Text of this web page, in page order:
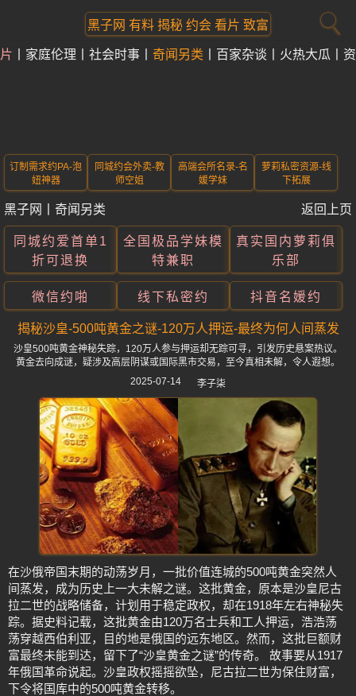
黑子网 有料 揭秘 约会 看片 致富
家庭伦理 社会时事 奇闻另类 百家杂谈 火热大瓜
订制需求约PA-泡
妞神器
同城约会外卖-教
师空姐
高端会所名录-名
媛学妹
萝莉私密资源-线
下拓展
黑子网 奇闻另类 返回上页
同城约爱首单1
折可退换
全国极品学妹模
特兼职
真实国内萝莉俱
乐部
微信约啪 线下私密约 抖音名媛约
揭秘沙皇-500吨黄金之谜-120万人押运-最终为何人间蒸发
沙皇500吨黄金神秘失踪，120万人参与押运却无踪可寻，引发历史悬案热议。
黄金去向成谜，疑涉及高层阴谋或国际黑市交易，至今真相未解，令人遐想。
2025-07-14
李子柒
在沙俄帝国末期的动荡岁月，一批价值连城的500吨黄金突然人
间蒸发，成为历史上一大未解之谜。这批黄金，原本是沙皇尼古
拉二世的战略储备，计划用于稳定政权，却在1918年左右神秘失
踪。据史料记载，这批黄金由120万名士兵和工人押运，浩浩荡
荡穿越西伯利亚，目的地是俄国的远东地区。然而，这批巨额财
富最终未能到达，留下了“沙皇黄金之谜”的传奇。 故事要从1917
年俄国革命说起。沙皇政权摇摇欲坠，尼古拉二世为保住财富，
下令将国库中的500吨黄金转移。